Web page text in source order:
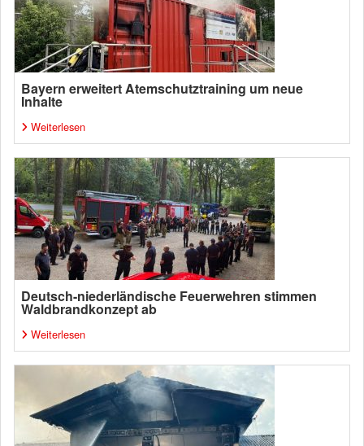
Bayern erweitert Atemschutztraining um neue
Inhalte
Weiterlesen
Deutsch-niederländische Feuerwehren stimmen
Waldbrandkonzept ab
Weiterlesen